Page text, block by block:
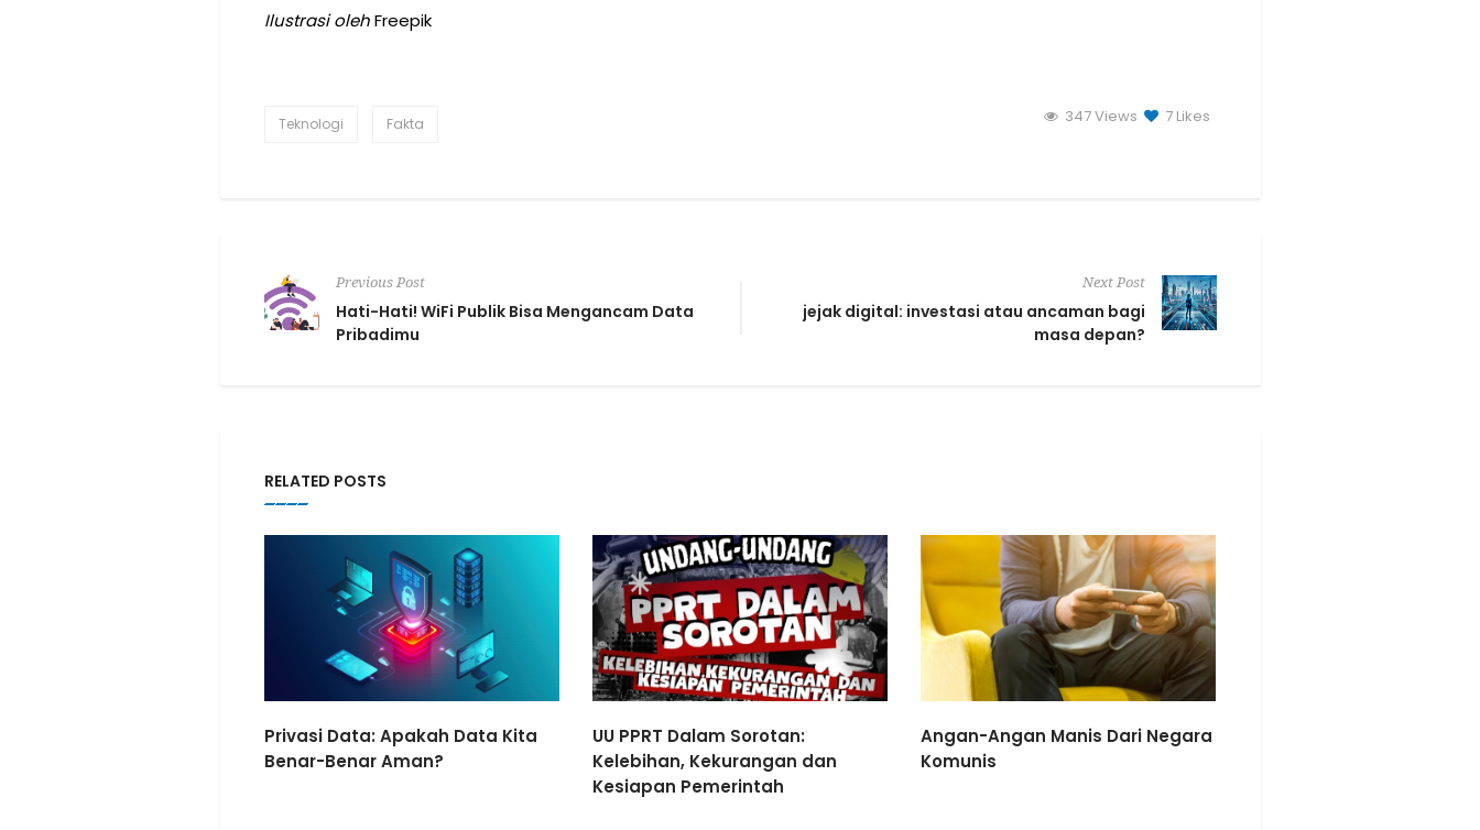
Ilustrasi olehFreepik
Teknologi Fakta 347 Views 7 Likes
Previous Post
Hati-Hati! WiFi Publik Bisa Mengancam Data
Pribadimu
Next Post
jejak digital: investasi atau ancaman bagi
masa depan?
RELATED POSTS
Privasi Data: Apakah Data Kita
Benar-Benar Aman?
UU PPRT Dalam Sorotan:
Kelebihan, Kekurangan dan
Kesiapan Pemerintah
Angan-Angan Manis Dari Negara
Komunis